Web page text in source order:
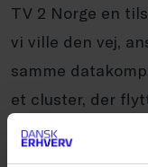
TV 2 Norge en
vi ville den vej,
samme
et cluster, der
havde ikke
fået nye